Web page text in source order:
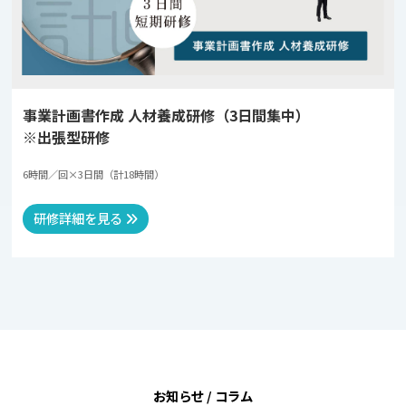
事業計画書作成 人材養成研修（3日間集中）
※出張型研修
6時間／回×3日間（計18時間）
研修詳細を見る
お知らせ / コラム